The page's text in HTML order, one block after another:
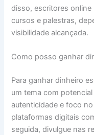
disso, escritores
cursos e palestras,
visibilidade alcançada.
Como posso ganhar
Para ganhar dinheiro
um tema com
autenticidade e foco
plataformas digitais
seguida, divulgue nas